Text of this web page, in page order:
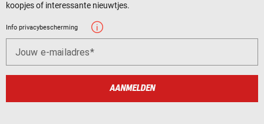
koopjes of interessante nieuwtjes.
Info privacybescherming
Jouw e-mailadres
AANMELDEN